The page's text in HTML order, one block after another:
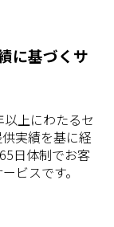
に基づくサ
上にわたるセ
実績を基に経
日体制でお客
ビスです。